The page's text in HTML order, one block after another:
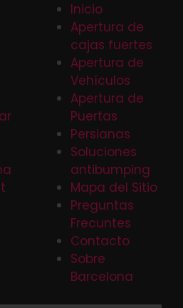
Inicio
Apertura de
cajas fuertes
Apertura de
Vehículos
Apertura de
Puertas
Persianas
Soluciones
antibumping
Mapa del Sitio
Preguntas
Frecuntes
Contacto
Sobre
Barcelona